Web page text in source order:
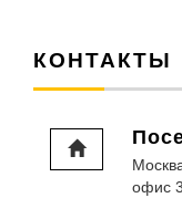
КОНТАКТЫ
офис